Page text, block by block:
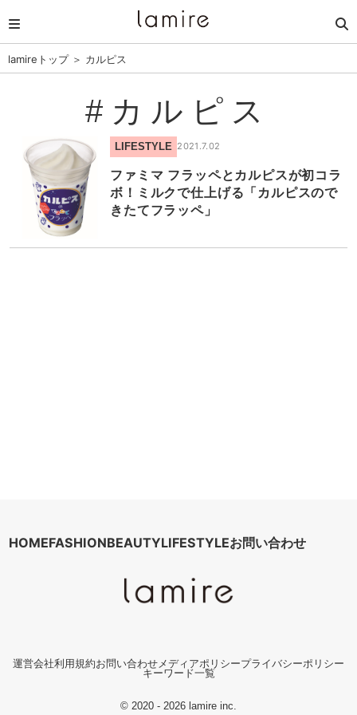
lamireトップ＞ カルピス
#カルピス
LIFESTYLE 2021.7.02
ファミマ フラッペとカルピスが初コラ
ボ！ミルクで仕上げる「カルピスので
きたてフラッペ」
HOMEFASHIONBEAUTYLIFESTYLEお問い合わせ
運営会社利用規約お問い合わせメディアポリシープライバシーポリシー
キーワード一覧
© 2020 - 2026 lamire inc.